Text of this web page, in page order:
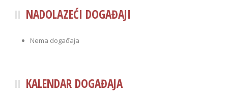
NADOLAZEĆI DOGAĐAJI
Nema događaja
KALENDAR DOGAĐAJA